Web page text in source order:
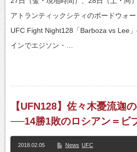
アトランティックシティのボードウォ
UFC Fight Night128「Barboza vs Lee
インでエジソン・…
【UFN128】佐々木憂流迦
──14勝1敗のロシアン＝ビ
2018.02.05 News UFC